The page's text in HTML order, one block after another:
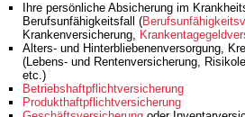
Ihre persönliche Absicherung im
Berufsunfähigkeitsfall (
Krankenversicherung,
Alters- und Hinterbliebenenversorgung,
(Lebens- und Rentenversicherung,
etc.)
Betriebshaftpflichtversicherung
Produkthaftpflichtversicherung